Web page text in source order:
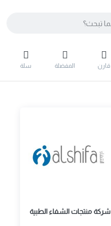
قارن المفضلة سلة
شركة منتجات الشفاء الطبية